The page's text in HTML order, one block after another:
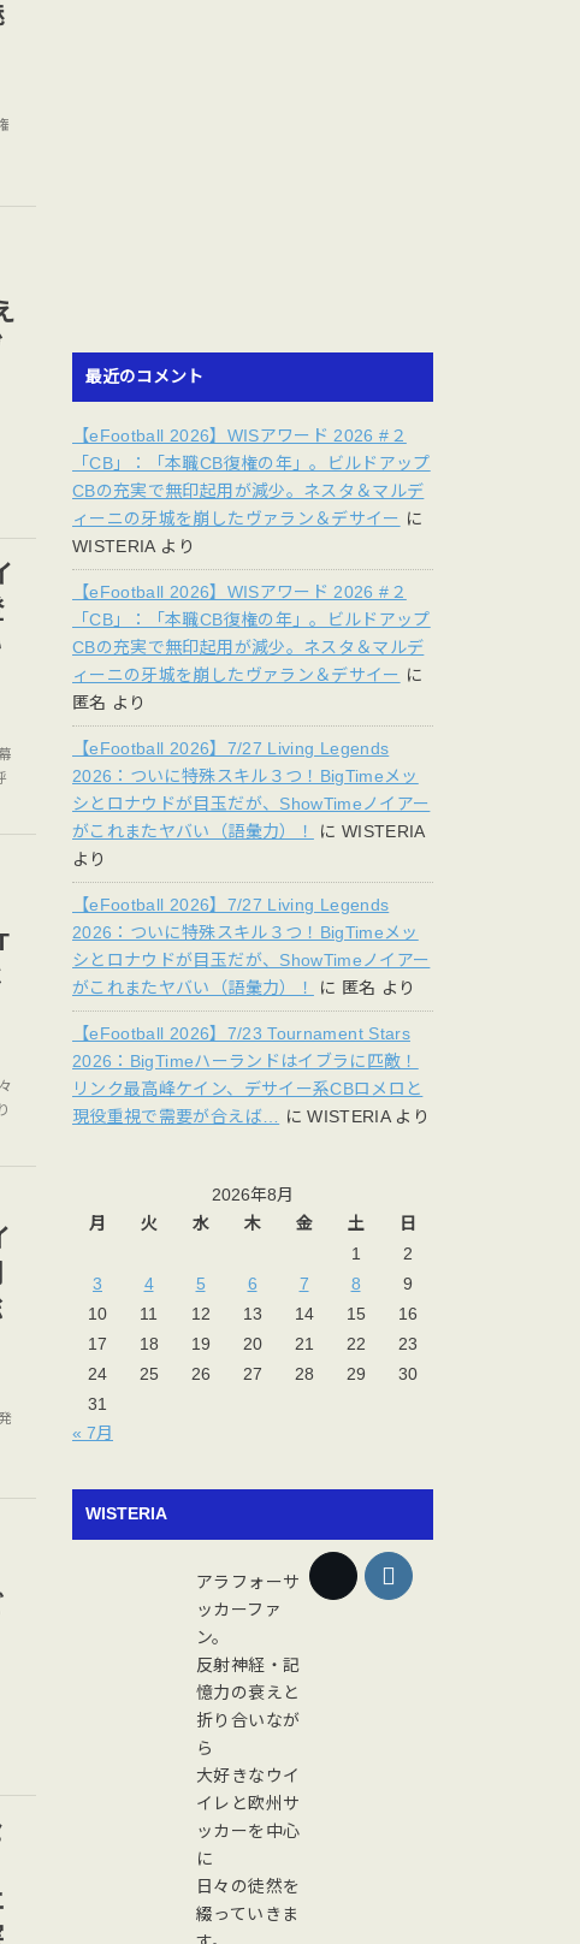
最近のコメント
【eFootball 2026】WISアワード 2026 #２
「CB」：「本職CB復権の年」。ビルドアップ
CBの充実で無印起用が減少。ネスタ＆マルデ
ィーニの牙城を崩したヴァラン＆デサイー に
WISTERIAより
【eFootball 2026】WISアワード 2026 #２
「CB」：「本職CB復権の年」。ビルドアップ
CBの充実で無印起用が減少。ネスタ＆マルデ
ィーニの牙城を崩したヴァラン＆デサイー に
匿名 より
【eFootball 2026】7/27 Living Legends
2026：ついに特殊スキル３つ！BigTimeメッ
シとロナウドが目玉だが、ShowTimeノイアー
がこれまたヤバい（語彙力）！
に WISTERIA
より
【eFootball 2026】7/27 Living Legends
2026：ついに特殊スキル３つ！BigTimeメッ
シとロナウドが目玉だが、ShowTimeノイアー
がこれまたヤバい（語彙力）！
に 匿名 より
【eFootball 2026】7/23 Tournament Stars
2026：BigTimeハーランドはイブラに匹敵！
リンク最高峰ケイン、デサイー系CBロメロと
現役重視で需要が合えば… にWISTERIAより
2026年8月
月
火 水 木 金 土
日
1
2
3
4 5 6 7 8
9
10
11 12 13 14 15
16
17
18 19 20 21 22
23
24
25 26 27 28 29
30
31
« 7月
WISTERIA
アラフォーサ
ッカーファ
ン。
反射神経・記
憶力の衰えと
折り合いなが
ら
大好きなウイ
イレと欧州サ
ッカーを中心
に
日々の徒然を
綴っていきま